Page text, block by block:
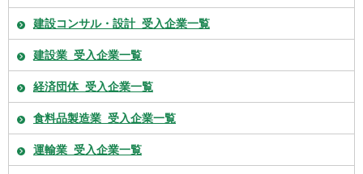
建設コンサル・設計_受入企業一覧
建設業_受入企業一覧
経済団体_受入企業一覧
食料品製造業_受入企業一覧
運輸業_受入企業一覧